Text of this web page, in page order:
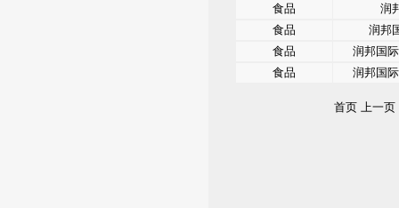
食品
润
食品
润邦
食品
润邦国
食品
润邦国
首页 上一页